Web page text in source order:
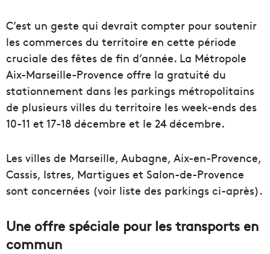
C’est un geste qui devrait compter pour soutenir
les commerces du territoire en cette période
cruciale des fêtes de fin d’année. La Métropole
Aix-Marseille-Provence offre la gratuité du
stationnement dans les parkings métropolitains
de plusieurs villes du territoire les week-ends des
10-11 et 17-18 décembre et le 24 décembre.
Les villes de Marseille, Aubagne, Aix-en-Provence,
Cassis, Istres, Martigues et Salon-de-Provence
sont concernées (voir liste des parkings ci-après).
Une offre spéciale pour les transports en
commun